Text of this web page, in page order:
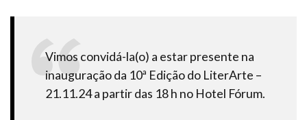
Vimos convidá-la(o) a estar presente na
inauguração da 10ª Edição do LiterArte –
21.11.24 a partir das 18 h no Hotel Fórum.